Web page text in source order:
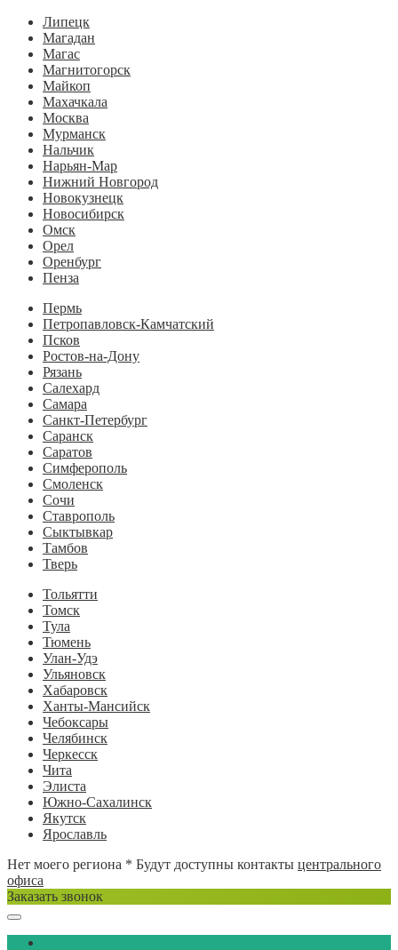
Липецк
Магадан
Магас
Магнитогорск
Майкоп
Махачкала
Москва
Мурманск
Нальчик
Нарьян-Мар
Нижний Новгород
Новокузнецк
Новосибирск
Омск
Орел
Оренбург
Пенза
Пермь
Петропавловск-Камчатский
Псков
Ростов-на-Дону
Рязань
Салехард
Самара
Санкт-Петербург
Саранск
Саратов
Симферополь
Смоленск
Сочи
Ставрополь
Сыктывкар
Тамбов
Тверь
Тольятти
Томск
Тула
Тюмень
Улан-Удэ
Ульяновск
Хабаровск
Ханты-Мансийск
Чебоксары
Челябинск
Черкесск
Чита
Элиста
Южно-Сахалинск
Якутск
Ярославль
Нет моего региона * Будут доступны контакты центрального
офиса
Заказать звонок